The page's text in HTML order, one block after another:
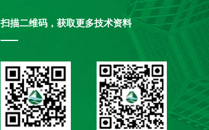
扫描二维码，获取更多技术资料